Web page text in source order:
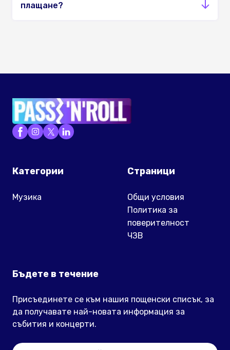
плащане?
Категории
Музика
Страници
Общи условия
Политика за
поверителност
ЧЗВ
Бъдете в течение
Присъединете се към нашия пощенски списък, за
да получавате най-новата информация за
събития и концерти.